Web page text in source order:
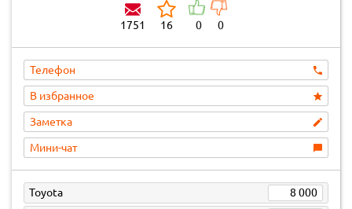
1751 16 0 0
Телефон
В избранное
Заметка
Мини-чат
Toyota
8 000